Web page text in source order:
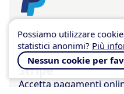
Stripe
Accetta pagamenti
Possiamo utilizzare
statistici anonimi? Più
Nessun cookie per